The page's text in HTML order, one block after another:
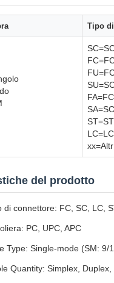
Tipo
del prodotto
di connettore: FC, SC, LC,
PC, UPC, APC
Type: Single-mode (SM:
Quantity: Simplex,